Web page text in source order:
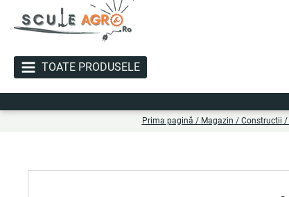
TOATE PRODUSELE
Prima pagină / Magazin / Constructii /